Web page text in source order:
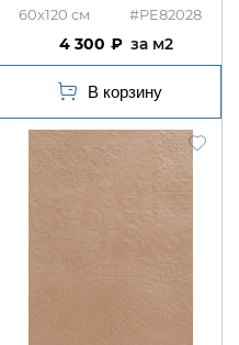
60x120 #PE82028
4 300 м2